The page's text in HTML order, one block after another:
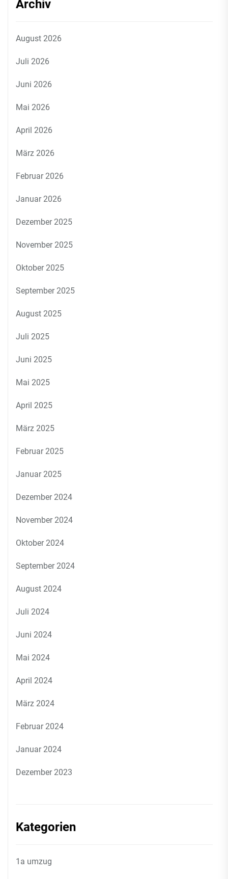
Archiv
August 2026
Juli 2026
Juni 2026
Mai 2026
April 2026
März 2026
Februar 2026
Januar 2026
Dezember 2025
November 2025
Oktober 2025
September 2025
August 2025
Juli 2025
Juni 2025
Mai 2025
April 2025
März 2025
Februar 2025
Januar 2025
Dezember 2024
November 2024
Oktober 2024
September 2024
August 2024
Juli 2024
Juni 2024
Mai 2024
April 2024
März 2024
Februar 2024
Januar 2024
Dezember 2023
Kategorien
1a umzug